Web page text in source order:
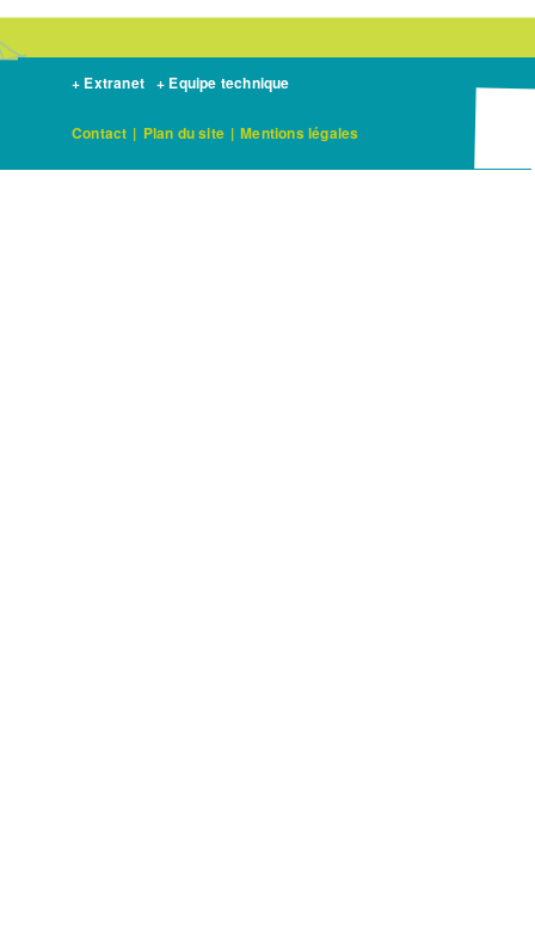
+ Extranet + Equipe technique
Contact | Plan du site | Mentions légales